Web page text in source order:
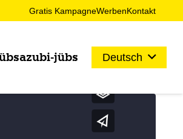
Gratis KampagneWerbenKontakt
azubi-jübs Deutsch